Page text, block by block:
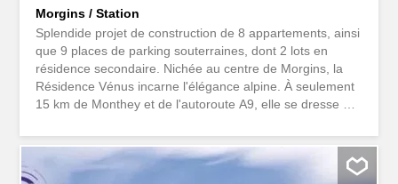
Morgins / Station
Splendide projet de construction de 8 appartements, ainsi
que 9 places de parking souterraines, dont 2 lots en
résidence secondaire. Nichée au centre de Morgins, la
Résidence Vénus incarne l'élégance alpine. À seulement
15 km de Monthey et de l'autoroute A9, elle se dresse à
domaine des "Portes du Soleil" et voisine immédiate de la
France, à 3 km de Châtel. Découvrez nos 8
appartements de 3 1/2 et 4 1/2 pièces, dessinés pour